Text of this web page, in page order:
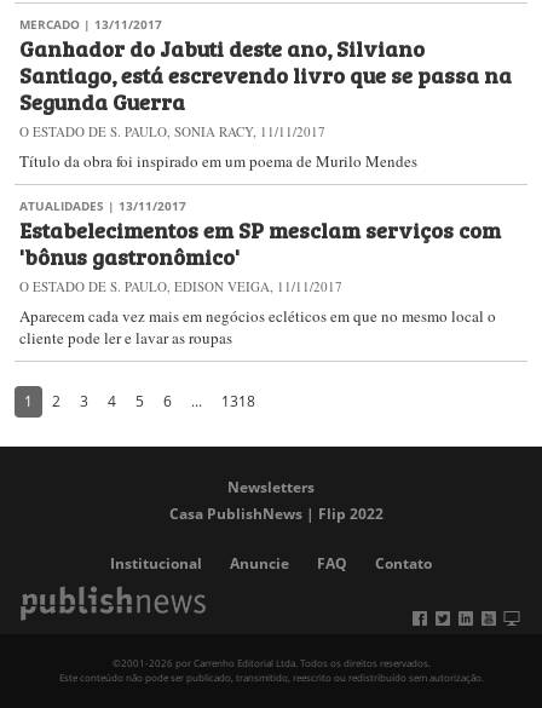
MERCADO | 13/11/2017
Ganhador do Jabuti deste ano, Silviano
Santiago, está escrevendo livro que se passa na
Segunda Guerra
O ESTADO DE S. PAULO, SONIA RACY, 11/11/2017
Título da obra foi inspirado em um poema de Murilo Mendes
ATUALIDADES | 13/11/2017
Estabelecimentos em SP mesclam serviços com
'bônus gastronômico'
O ESTADO DE S. PAULO, EDISON VEIGA, 11/11/2017
Aparecem cada vez mais em negócios ecléticos em que no mesmo local o
cliente pode ler e lavar as roupas
1 2 3 4 5 6 ... 1318
Newsletters
Casa PublishNews | Flip 2022
Institucional Anuncie FAQ Contato
©2001-2026 por Carrenho Editorial Ltda. Todos os direitos reservados.
Este conteúdo não pode ser publicado, transmitido, reescrito ou redistribuído sem autorização.